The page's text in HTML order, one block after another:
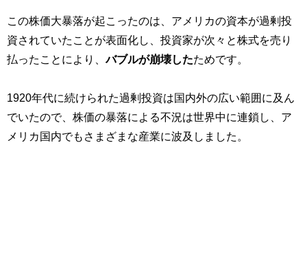
この株価大暴落が起こったのは、アメリカの資本が過剰投
資されていたことが表面化し、投資家が次々と株式を売り
払ったことにより、 バブルが崩壊したためです。
1920年代に続けられた過剰投資は国内外の広い範囲に及ん
でいたので、株価の暴落による不況は世界中に連鎖し、ア
メリカ国内でもさまざまな産業に波及しました。